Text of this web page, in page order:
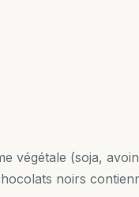
végétale (soja,
noirs